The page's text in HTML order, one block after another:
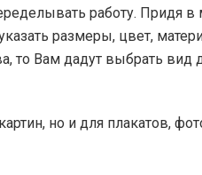
работу. Придя в
размеры, цвет,
то Вам дадут выбрать вид
но и для плакатов,